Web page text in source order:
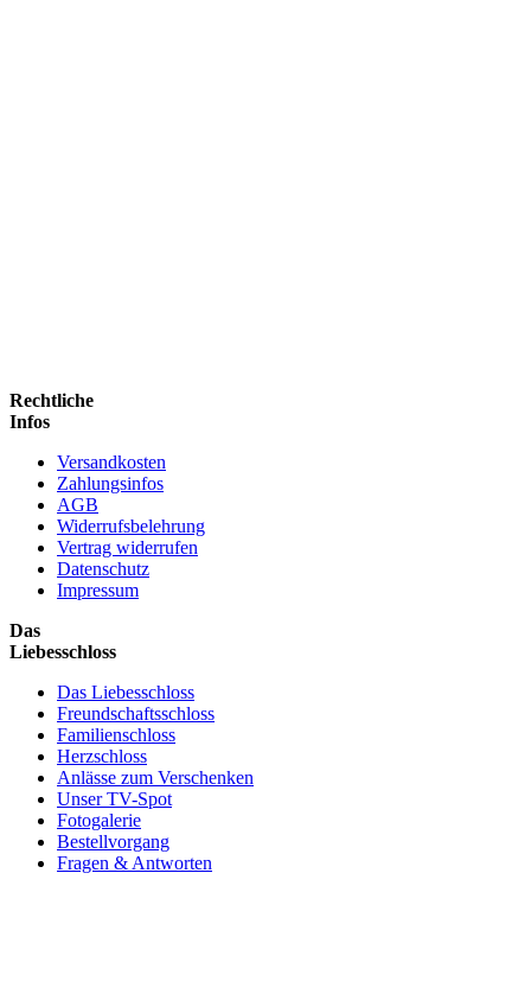
Rechtliche
Infos
Versandkosten
Zahlungsinfos
AGB
Widerrufsbelehrung
Vertrag widerrufen
Datenschutz
Impressum
Das
Liebesschloss
Das Liebesschloss
Freundschaftsschloss
Familienschloss
Herzschloss
Anlässe zum Verschenken
Unser TV-Spot
Fotogalerie
Bestellvorgang
Fragen & Antworten